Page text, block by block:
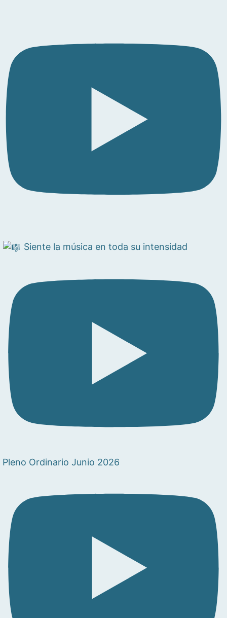
Siente la música en toda su intensidad
Pleno Ordinario Junio 2026